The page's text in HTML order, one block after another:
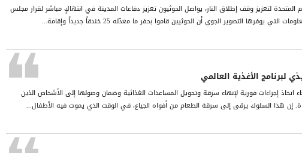
المتحدة لتعزيز وقف إطلاق النار، يواصل الحوثيون تعزيز دفاعات المدينة في انتهاكٍ مباشر لقرار مجلس
لبرنامج الأغذية العالمي
إجراءات فورية لإنهاء سرقة وتحويل المساعدات الغذائية وضمان وصولها إلى الأشخاص الذين
إن هذا السلوك يرقى إلى سرقة الطعام من أفواه الجياع، في الوقت الذي يموت فيه الأطفال...